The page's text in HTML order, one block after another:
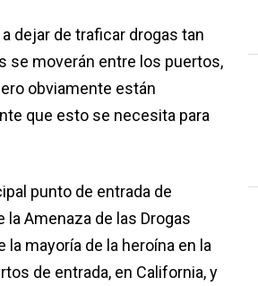
dejar de traficar drogas tan
se moverán entre los puertos,
obviamente están
que esto se necesita para
punto de entrada de
la Amenaza de las Drogas
la mayoría de la heroína en la
de entrada, en California, y